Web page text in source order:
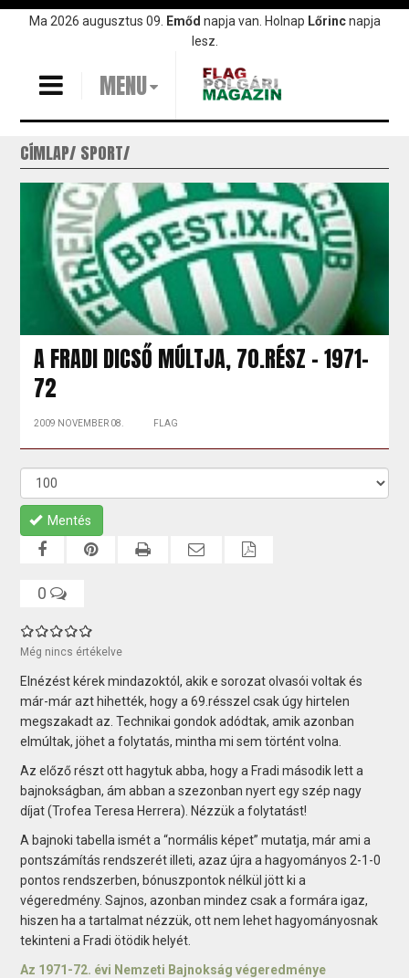
UgrásMa 2026 augusztus 09. Emőd napja van. Holnap Lőrincnapja
lesz.
MENU
CÍMLAP SPORT
A FRADI DICSŐ MÚLTJA, 70.RÉSZ – 1971-
72
2009 NOVEMBER 08. FLAG
Mentés
0
Még nincs értékelve
Elnézést kérek mindazoktól, akik e sorozat olvasói voltak és
már-már azt hihették, hogy a 69.résszel csak úgy hirtelen
megszakadt az. Technikai gondok adódtak, amik azonban
elmúltak, jöhet a folytatás, mintha mi sem történt volna.
Az előző részt ott hagytuk abba, hogy a Fradi második lett a
bajnokságban, ám abban a szezonban nyert egy szép nagy
díjat (Trofea Teresa Herrera). Nézzük a folytatást!
A bajnoki tabella ismét a “normális képet” mutatja, már ami a
pontszámítás rendszerét illeti, azaz újra a hagyományos 2-1-0
pontos rendszerben, bónuszpontok nélkül jött ki a
végeredmény. Sajnos, azonban mindez csak a formára igaz,
hiszen ha a tartalmat nézzük, ott nem lehet hagyományosnak
tekinteni a Fradi ötödik helyét.
Az 1971-72. évi Nemzeti Bajnokság végeredménye